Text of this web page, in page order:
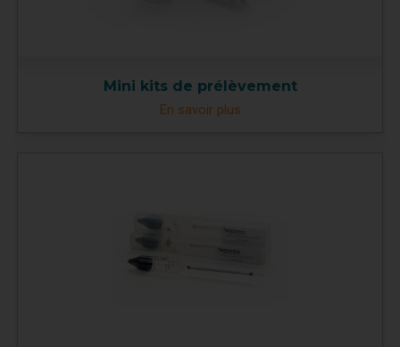
Mini kits de prélèvement
En savoir plus